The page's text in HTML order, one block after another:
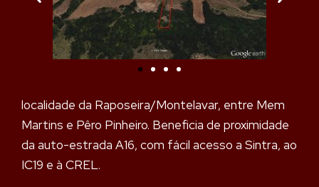
localidade da Raposeira/Montelavar, entre Mem
Martins e Pêro Pinheiro. Beneficia de proximidade
da auto-estrada A16, com fácil acesso a Sintra, ao
IC19 e à CREL.